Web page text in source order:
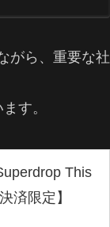
がら、重要な社
す。
This
済限定】